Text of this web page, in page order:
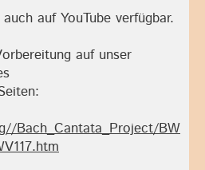
auf YouTube verfügbar.
auf unser
Bach_Cantata_Project/BW